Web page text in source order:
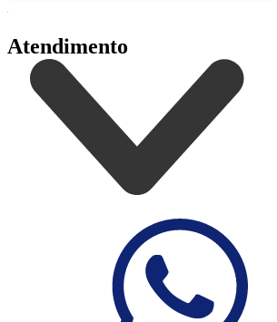
Atendimento